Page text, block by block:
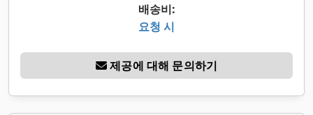
배송비:
요청 시
제공에 대해 문의하기